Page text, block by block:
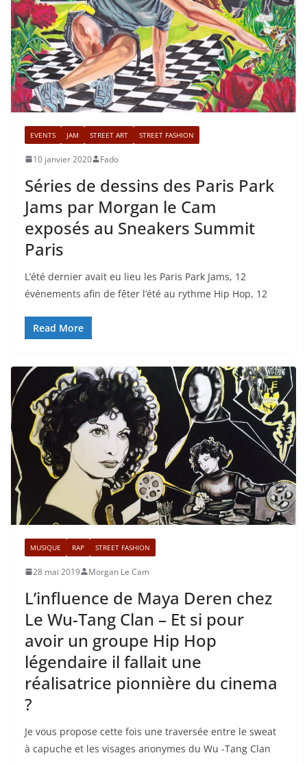
EVENTS JAM STREET ART STREET FASHION
10 janvier 2020 Fado
Séries de dessins des Paris Park
Jams par Morgan le Cam
exposés au Sneakers Summit
Paris
L’été dernier avait eu lieu les Paris Park Jams, 12
événements afin de fêter l’été au rythme Hip Hop, 12
Read More
MUSIQUE RAP STREET FASHION
28 mai 2019 Morgan Le Cam
L’influence de Maya Deren chez
Le Wu-Tang Clan – Et si pour
avoir un groupe Hip Hop
légendaire il fallait une
réalisatrice pionnière du cinema
?
Je vous propose cette fois une traversée entre le sweat
à capuche et les visages anonymes du Wu -Tang Clan